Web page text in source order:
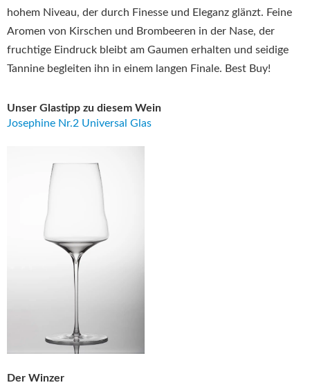
hohem Niveau, der durch Finesse und Eleganz glänzt. Feine
Aromen von Kirschen und Brombeeren in der Nase, der
fruchtige Eindruck bleibt am Gaumen erhalten und seidige
Tannine begleiten ihn in einem langen Finale. Best Buy!
Unser Glastipp zu diesem Wein
Josephine Nr.2 Universal Glas
Der Winzer